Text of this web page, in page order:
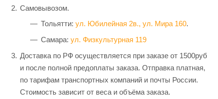
Самовывозом.
Тольятти: ул. Юбилейная 2в., ул. Мира 160.
Самара: ул. Физкультурная 119
Доставка по РФ осуществляется при заказе от 1500руб
и после полной предоплаты заказа. Отправка платная,
по тарифам транспортных компаний и почты России.
Стоимость зависит от веса и объёма заказа.